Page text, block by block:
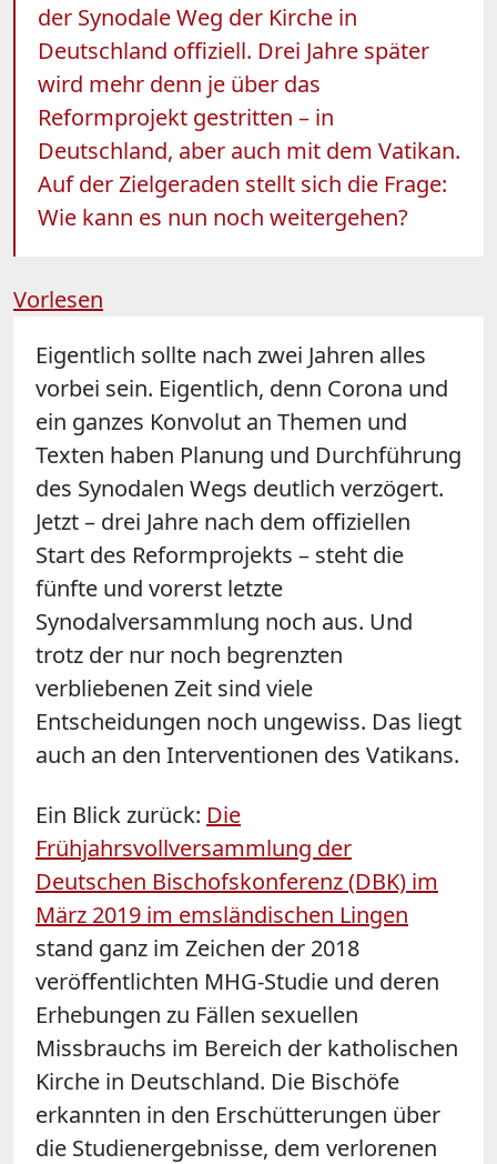
der Synodale Weg der Kirche in
Deutschland offiziell. Drei Jahre später
wird mehr denn je über das
Reformprojekt gestritten – in
Deutschland, aber auch mit dem Vatikan.
Auf der Zielgeraden stellt sich die Frage:
Wie kann es nun noch weitergehen?
Vorlesen
Eigentlich sollte nach zwei Jahren alles
vorbei sein. Eigentlich, denn Corona und
ein ganzes Konvolut an Themen und
Texten haben Planung und Durchführung
des Synodalen Wegs deutlich verzögert.
Jetzt – drei Jahre nach dem offiziellen
Start des Reformprojekts – steht die
fünfte und vorerst letzte
Synodalversammlung noch aus. Und
trotz der nur noch begrenzten
verbliebenen Zeit sind viele
Entscheidungen noch ungewiss. Das liegt
auch an den Interventionen des Vatikans.
Ein Blick zurück: Die
Frühjahrsvollversammlung der
Deutschen Bischofskonferenz (DBK) im
März 2019 im emsländischen Lingen
stand ganz im Zeichen der 2018
veröffentlichten MHG-Studie und deren
Erhebungen zu Fällen sexuellen
Missbrauchs im Bereich der katholischen
Kirche in Deutschland. Die Bischöfe
erkannten in den Erschütterungen über
die Studienergebnisse, dem verlorenen